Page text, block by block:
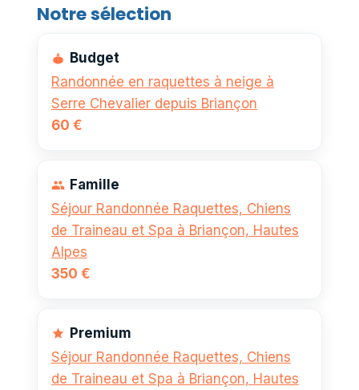
Notre sélection
Budget
Randonnée en raquettes à neige à
Serre Chevalier depuis Briançon
60 €
Famille
Séjour Randonnée Raquettes, Chiens
de Traineau et Spa à Briançon, Hautes
Alpes
350 €
Premium
Séjour Randonnée Raquettes, Chiens
de Traineau et Spa à Briançon, Hautes